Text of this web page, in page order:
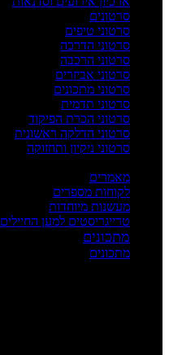
סרטונים
סרטוני טיפים
סרטוני הדרכה
סרטוני הרכבה
סרטוני אביזרים
סרטוני מתכונים
סרטוני תדמית
סרטוני הכרת הפיקוד
סרטוני הדלקה ראשונית
סרטוני ניקיון ותחזוקה
מאמרים
לקוחות מספרים
מעשנות מיוחדות
טרייגריסטים למען החיילים
מתכונים
מתכונים